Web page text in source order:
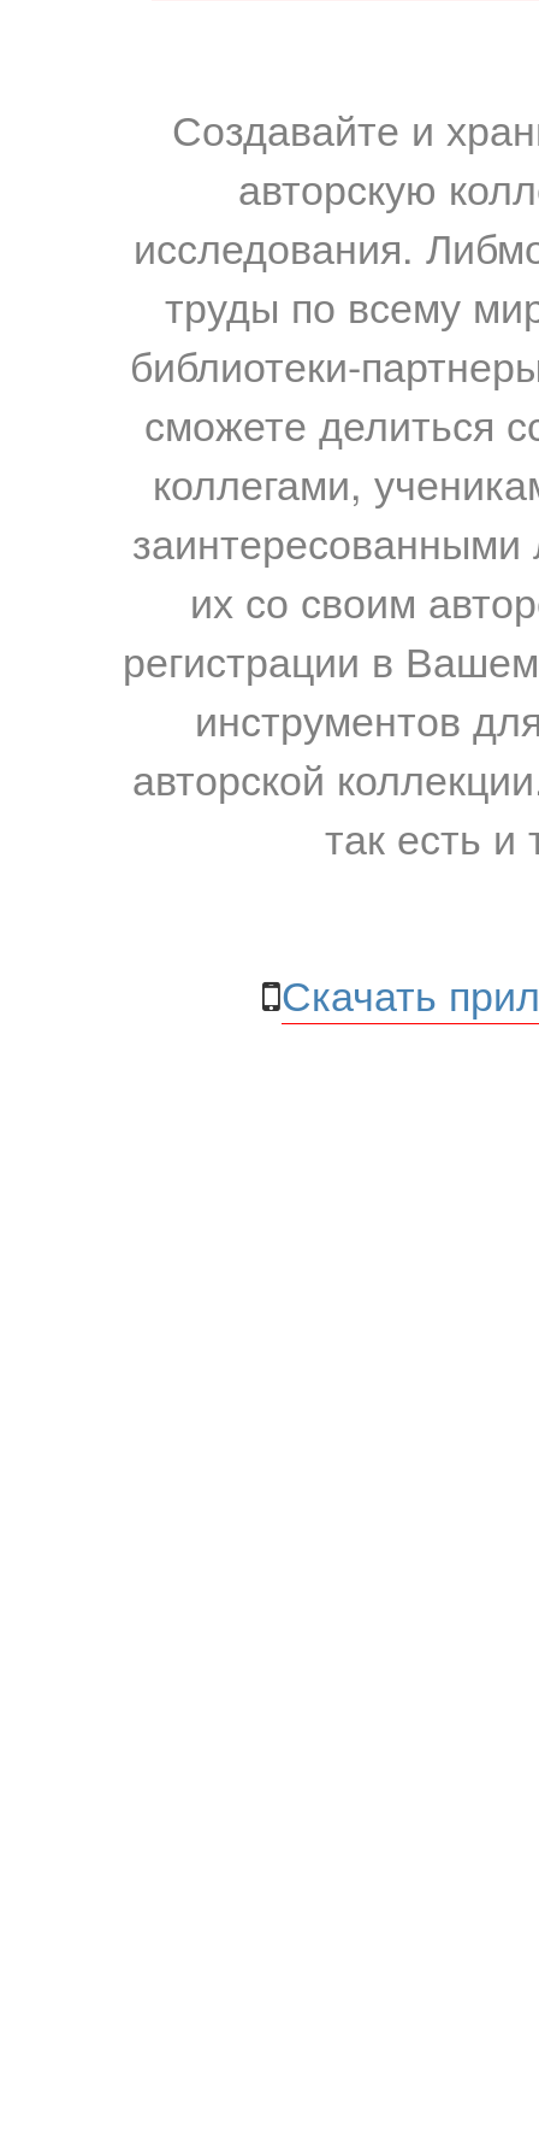
Создавайте и
авторскую
исследования.
труды по всему
библиотеки-
сможете делиться
коллегами,
их со своим
регистрации в
инструментов
авторской
так есть и
Скачать